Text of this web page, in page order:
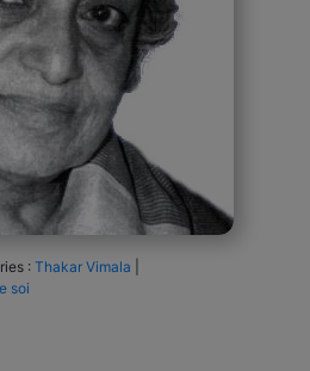
:Thakar Vimala
soi